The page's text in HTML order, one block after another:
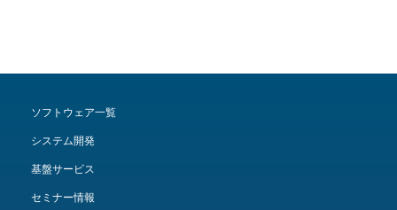
ソフトウェア一覧
システム開発
基盤サービス
セミナー情報